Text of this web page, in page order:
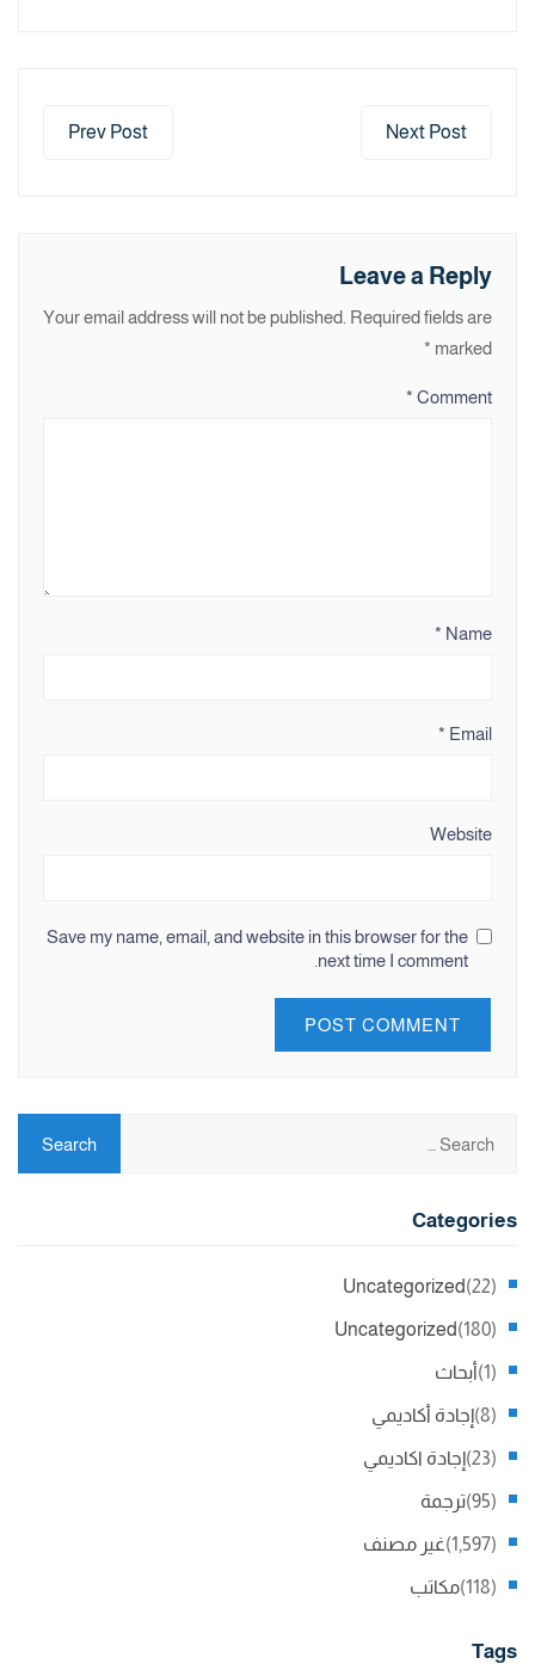
Prev Post Next Post
Leave a Reply
Your email address will not be published. Required fields are
marked
*
Comment
*
Name
*
Email
*
Website
Save my name, email, and website in this browser for the
next time I comment.
Categories
Uncategorized (22)
Uncategorized (180)
أبحاث (1)
إجادة أكاديمي (8)
إجادة اكاديمي (23)
ترجمة (95)
غير مصنف (1,597)
مكاتب (118)
Tags